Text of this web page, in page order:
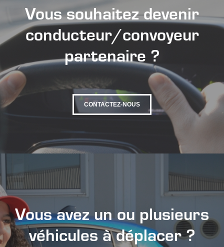
Vous souhaitez devenir
conducteur/convoyeur
partenaire ?
CONTACTEZ-NOUS
Vous avez un ou plusieurs
véhicules à déplacer ?